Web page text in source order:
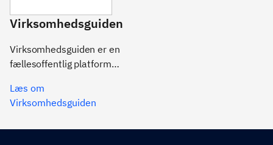
Virksomhedsguiden
Virksomhedsguiden er en
fællesoffentlig platform
drift og udvikling af din
virksomhed.
Læs om
Virksomhedsguiden